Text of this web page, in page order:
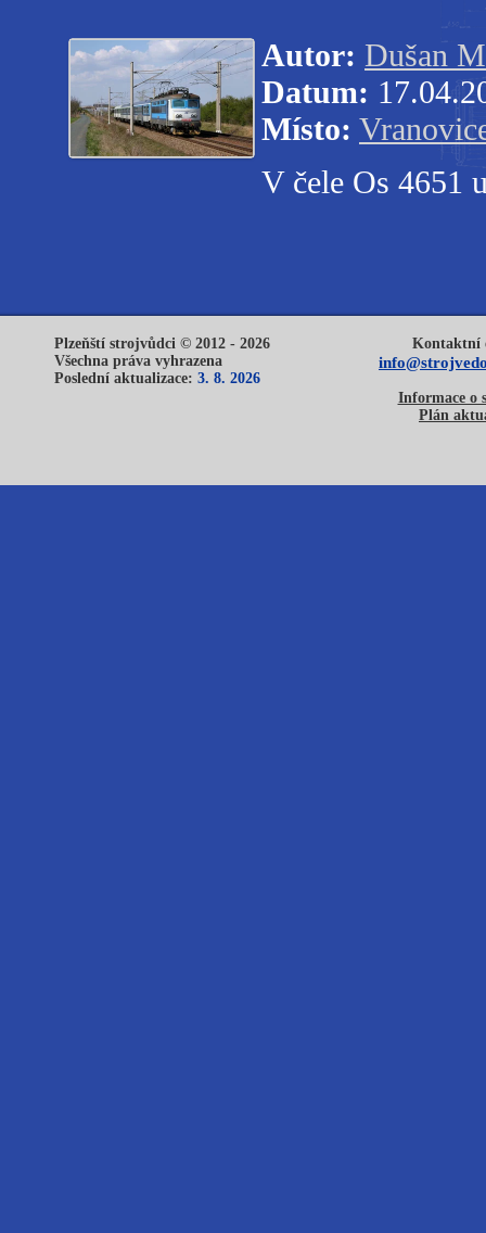
Autor: Dušan
Datum:
Místo:
V čele Os 4651
Plzeňští strojvůdci © 2012 - 2026
Všechna práva vyhrazena
Poslední aktualizace: 3. 8. 2026
Kontaktní
Informace o
Plán